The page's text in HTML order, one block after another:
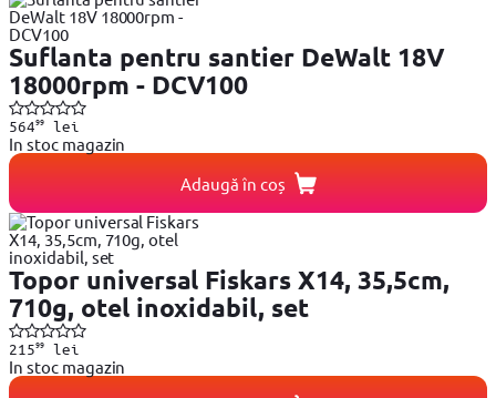
Suflanta pentru santier DeWalt 18V
18000rpm - DCV100
56499lei
In stoc magazin
Adaugă în coș
Topor universal Fiskars X14, 35,5cm,
710g, otel inoxidabil, set
21599lei
In stoc magazin